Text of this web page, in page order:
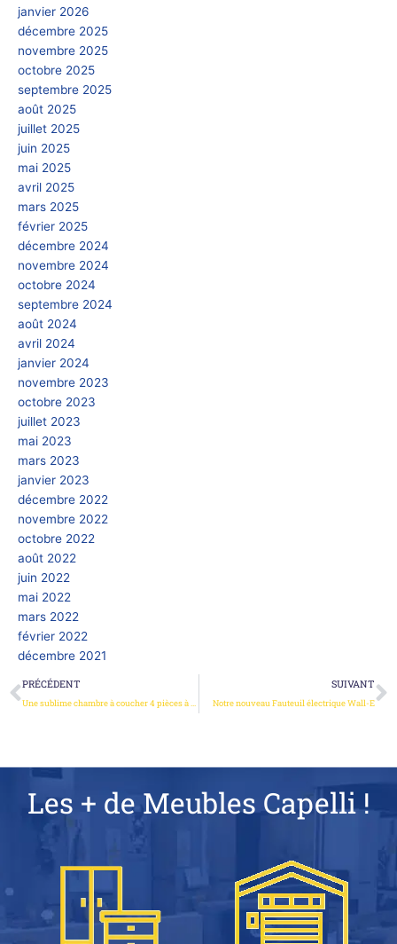
janvier 2026
décembre 2025
novembre 2025
octobre 2025
septembre 2025
août 2025
juillet 2025
juin 2025
mai 2025
avril 2025
mars 2025
février 2025
décembre 2024
novembre 2024
octobre 2024
septembre 2024
août 2024
avril 2024
janvier 2024
novembre 2023
octobre 2023
juillet 2023
mai 2023
mars 2023
janvier 2023
décembre 2022
novembre 2022
octobre 2022
août 2022
juin 2022
mai 2022
mars 2022
février 2022
décembre 2021
Précédent
PRÉCÉDENT
Une sublime chambre à coucher 4 pièces à 799€
SUIVANT
Notre nouveau Fauteuil électrique Wall-E
Les + de Meubles Capelli !